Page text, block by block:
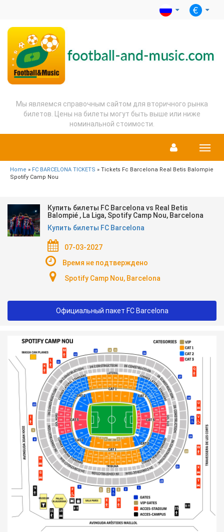
Мы являемся справочным сайтом для вторичного рынка
билетов. Цены на билеты могут быть выше или ниже
номинальной стоимости.
Menu
Home » FC BARCELONA TICKETS » Tickets Fc Barcelona Real Betis Balompie
Spotify Camp Nou
Купить билеты FC Barcelona vs Real Betis
Balompié , La Liga, Spotify Camp Nou, Barcelona
Купить билеты FC Barcelona
07-03-2027
Время не подтверждено
Spotify Camp Nou, Barcelona
Официальный пакет FC Barcelona